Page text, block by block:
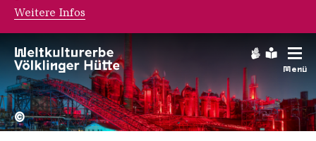
Menü
Hochofengruppe in Rot
Copyright:
©
Weitere Infos